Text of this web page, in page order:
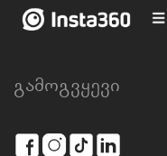
გამოგვყევი